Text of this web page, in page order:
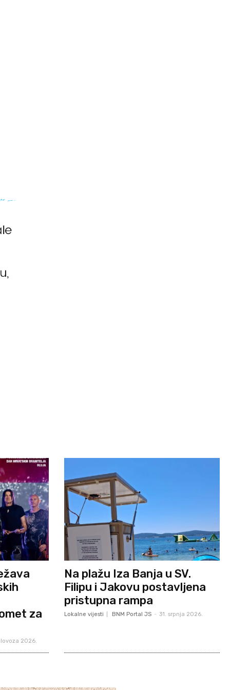
za
2026.
Na plažu Iza Banja u SV.
Filipu i Jakovu postavljena
pristupna rampa
Lokalne vijesti BNM Portal JS - 31. srpnja 2026.